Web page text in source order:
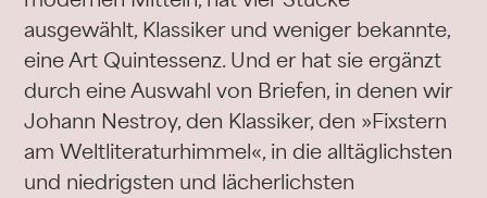
ausgewählt, Klassiker und weniger bekannte,
eine Art Quintessenz. Und er hat sie ergänzt
durch eine Auswahl von Briefen, in denen wir
Johann Nestroy, den Klassiker, den »Fixstern
am Weltliteraturhimmel«, in die alltäglichsten
und niedrigsten und lächerlichsten